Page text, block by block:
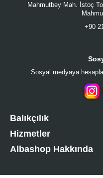
Mahmutbey Mah. İstoç
+90
Sosyal medyaya
Balıkçılık
Hizmetler
Albashop Hakkında